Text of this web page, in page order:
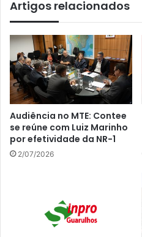
Artigos relacionados
Audiência no MTE: Contee
se reúne com Luiz Marinho
por efetividade da NR-1
2/07/2026